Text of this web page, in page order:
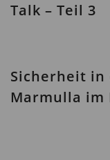
Talk – Teil 3
Sicherheit in
Marmulla im